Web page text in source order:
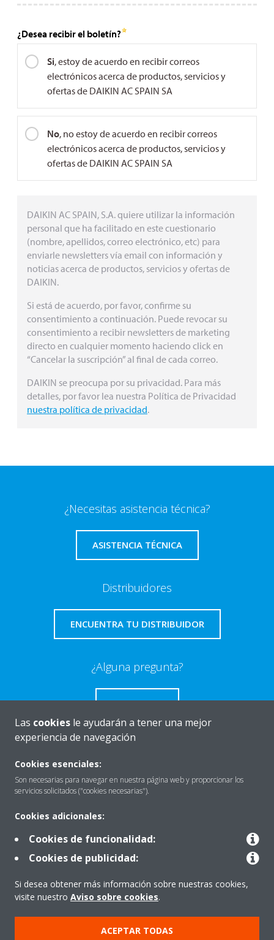
¿Necesitas asistencia técnica?
ASISTENCIA TÉCNICA
Distribuidores
ENCUENTRA TU DISTRIBUIDOR
¿Alguna pregunta?
CONTACTO
Quiénes somos
Destacados
Contactar con Daikin
Nuestros Productos
Las cookies le ayudarán a tener una mejor
experiencia de navegación
Cookies esenciales:
Son necesarias para navegar en nuestra página web y proporcionar los
servicios solicitados ("cookies necesarias").
Cookies adicionales:
Cookies de funcionalidad:
Cookies de publicidad:
Si desea obtener más información sobre nuestras cookies,
visite nuestro Aviso sobre cookies.
ACEPTAR TODAS